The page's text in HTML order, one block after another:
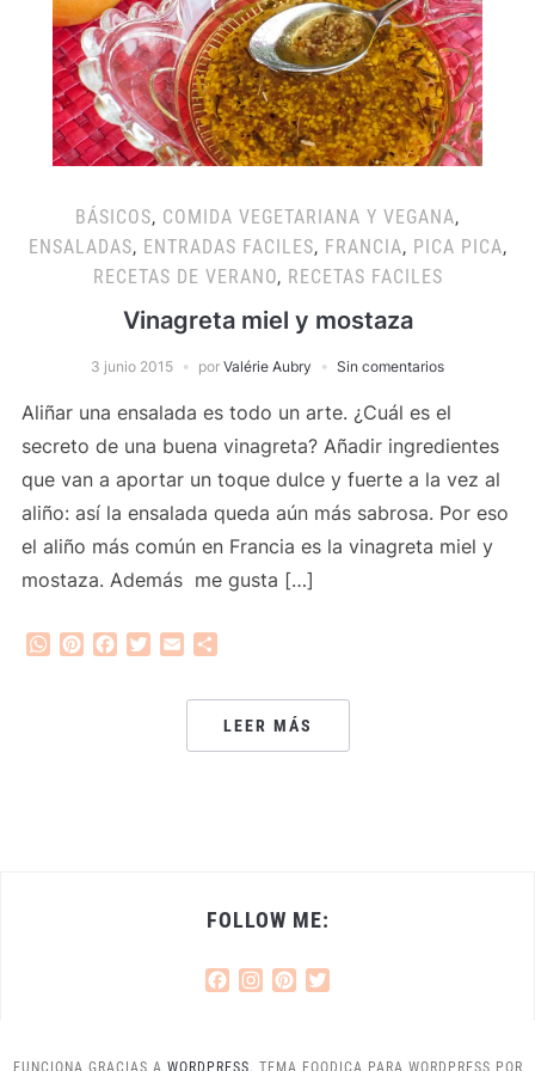
BÁSICOS, COMIDA VEGETARIANA Y VEGANA,
ENSALADAS, ENTRADAS FACILES, FRANCIA, PICA PICA,
RECETAS DE VERANO, RECETAS FACILES
Vinagreta miel y mostaza
3 junio 2015 por Valérie Aubry Sin comentarios
Aliñar una ensalada es todo un arte. ¿Cuál es el
secreto de una buena vinagreta? Añadir ingredientes
que van a aportar un toque dulce y fuerte a la vez al
aliño: así la ensalada queda aún más sabrosa. Por eso
el aliño más común en Francia es la vinagreta miel y
mostaza. Además me gusta […]
WhatsApp
PinterestFacebook
Twitter
Email
LEER MÁS
FOLLOW ME:
Facebook
Instagram
Pinterest